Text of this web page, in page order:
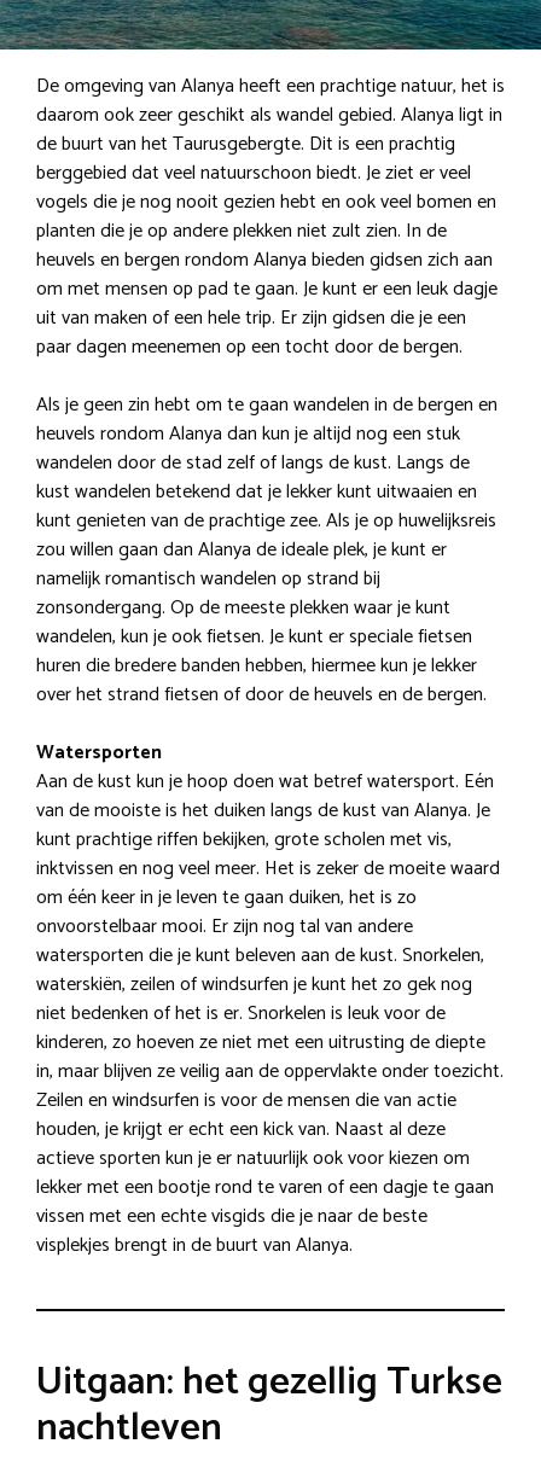
De omgeving van Alanya heeft een prachtige natuur, het is
daarom ook zeer geschikt als wandel gebied. Alanya ligt in
de buurt van het Taurusgebergte. Dit is een prachtig
berggebied dat veel natuurschoon biedt. Je ziet er veel
vogels die je nog nooit gezien hebt en ook veel bomen en
planten die je op andere plekken niet zult zien. In de
heuvels en bergen rondom Alanya bieden gidsen zich aan
om met mensen op pad te gaan. Je kunt er een leuk dagje
uit van maken of een hele trip. Er zijn gidsen die je een
paar dagen meenemen op een tocht door de bergen.
Als je geen zin hebt om te gaan wandelen in de bergen en
heuvels rondom Alanya dan kun je altijd nog een stuk
wandelen door de stad zelf of langs de kust. Langs de
kust wandelen betekend dat je lekker kunt uitwaaien en
kunt genieten van de prachtige zee. Als je op huwelijksreis
zou willen gaan dan Alanya de ideale plek, je kunt er
namelijk romantisch wandelen op strand bij
zonsondergang. Op de meeste plekken waar je kunt
wandelen, kun je ook fietsen. Je kunt er speciale fietsen
huren die bredere banden hebben, hiermee kun je lekker
over het strand fietsen of door de heuvels en de bergen.
Watersporten
Aan de kust kun je hoop doen wat betref watersport. Eén
van de mooiste is het duiken langs de kust van Alanya. Je
kunt prachtige riffen bekijken, grote scholen met vis,
inktvissen en nog veel meer. Het is zeker de moeite waard
om één keer in je leven te gaan duiken, het is zo
onvoorstelbaar mooi. Er zijn nog tal van andere
watersporten die je kunt beleven aan de kust. Snorkelen,
waterskiën, zeilen of windsurfen je kunt het zo gek nog
niet bedenken of het is er. Snorkelen is leuk voor de
kinderen, zo hoeven ze niet met een uitrusting de diepte
in, maar blijven ze veilig aan de oppervlakte onder toezicht.
Zeilen en windsurfen is voor de mensen die van actie
houden, je krijgt er echt een kick van. Naast al deze
actieve sporten kun je er natuurlijk ook voor kiezen om
lekker met een bootje rond te varen of een dagje te gaan
vissen met een echte visgids die je naar de beste
visplekjes brengt in de buurt van Alanya.
Uitgaan: het gezellig Turkse
nachtleven